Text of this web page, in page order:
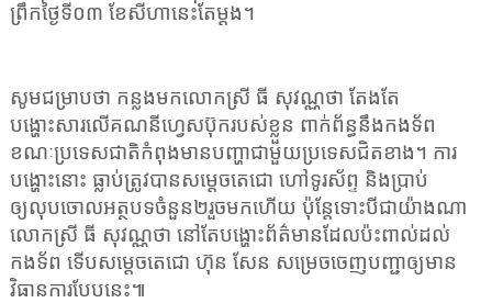
ព្រឹកថ្ងៃទី០៣ ខែសីហានេះតែម្តង។
សូមជម្រាបថា កន្លងមកលោកស្រី ធី សុវណ្ណថា តែងតែ
បង្ហោះសារលើគណនីហ្វេសប៊ុករបស់ខ្លួន ពាក់ព័ន្ធនឹងកងទ័ព
ខណៈប្រទេសជាតិកំពុងមានបញ្ហាជាមួយប្រទេសជិតខាង។ ការ
បង្ហោះនោះ ធ្លាប់ត្រូវបានសម្តេចតេជោ ហៅទូរស័ព្ទ និងប្រាប់
ឲ្យលុបចោលអត្ថបទចំនួន២រួចមកហើយ ប៉ុន្តែទោះបីជាយ៉ាងណា
លោកស្រី ធី សុវណ្ណថា នៅតែបង្ហោះព័ត៌មានដែលប៉ះពាល់ដល់
កងទ័ព ទើបសម្តេចតេជោ ហ៊ុន សែន សម្រេចចេញបញ្ជាឲ្យមាន
វិធានការបែបនេះ៕